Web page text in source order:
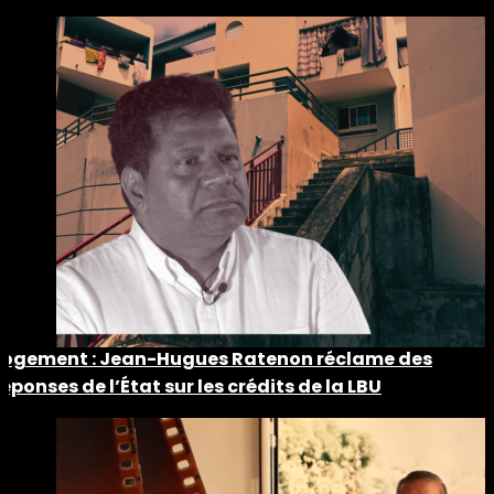
: Jean-Hugues Ratenon réclame des
de l’État sur les crédits de la LBU